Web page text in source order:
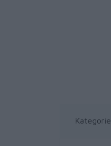
Kategorie